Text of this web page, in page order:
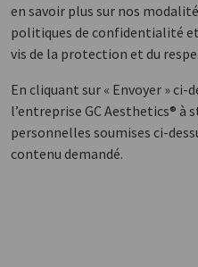
en savoir plus sur nos
politiques de confidentialité
vis de la protection et du
En cliquant sur « Envoyer » ci-
l’entreprise GC Aesthetics®
personnelles soumises ci-
contenu demandé.